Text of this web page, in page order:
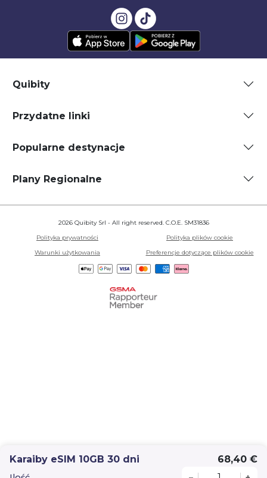
Karaiby eSIM 10GB 30 dni 68,40 €
Quibity
Przydatne linki
Popularne destynacje
Plany Regionalne
2026 Quibity Srl - All right reserved. C.O.E. SM31836
Polityka prywatności
Polityka plików cookie
Warunki użytkowania
Preferencje dotyczące plików cookie